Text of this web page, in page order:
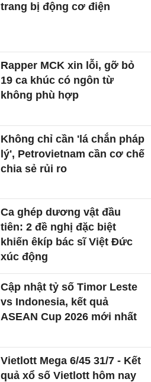
trang bị động cơ điện
Rapper MCK xin lỗi, gỡ bỏ
19 ca khúc có ngôn từ
không phù hợp
Không chỉ cần 'lá chắn pháp
lý', Petrovietnam cần cơ chế
chia sẻ rủi ro
Ca ghép dương vật đầu
tiên: 2 đề nghị đặc biệt
khiến êkíp bác sĩ Việt Đức
xúc động
Cập nhật tỷ số Timor Leste
vs Indonesia, kết quả
ASEAN Cup 2026 mới nhất
Vietlott Mega 6/45 31/7 - Kết
quả xổ số Vietlott hôm nay